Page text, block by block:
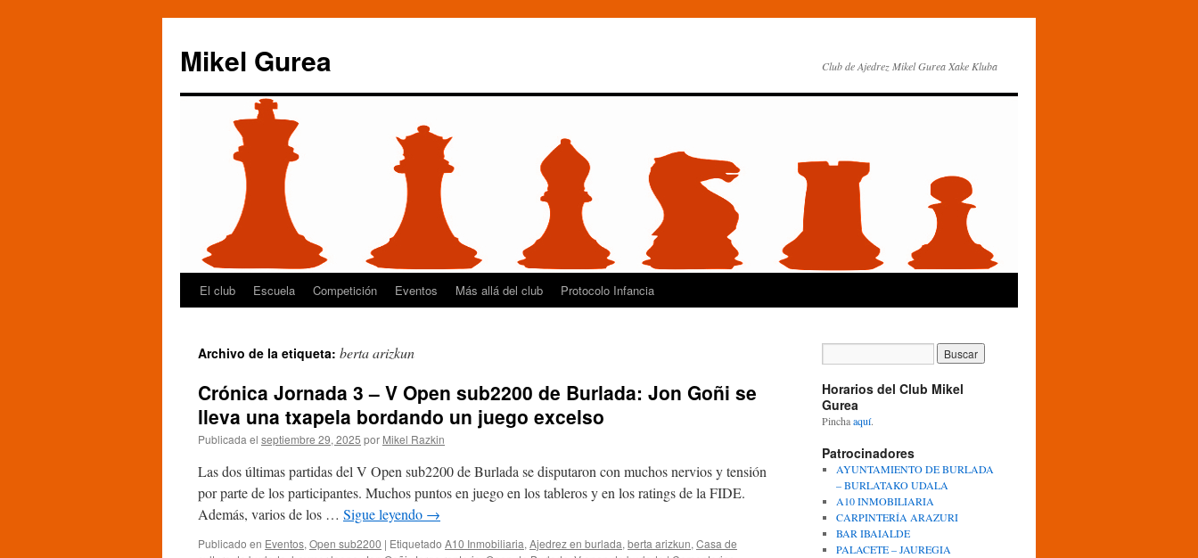
Mikel Gurea Club de Ajedrez Mikel Gurea Xake Kluba
Saltar
contenido
El club Escuela Competición Eventos Más allá del club Protocolo Infancia
Archivo de la etiqueta: berta arizkun
Crónica Jornada 3 – V Open sub2200 de Burlada: Jon Goñi se
lleva una txapela bordando un juego excelso
Publicada el septiembre 29, 2025 por Mikel Razkin
Las dos últimas partidas del V Open sub2200 de Burlada se disputaron con muchos nervios y tensión
por parte de los participantes. Muchos puntos en juego en los tableros y en los ratings de la FIDE.
Además, varios de los … Sigue leyendo →
Publicado en Eventos, Open sub2200 | Etiquetado A10 Inmobiliaria, Ajedrez en burlada, berta arizkun, Casa de
Horarios del Club Mikel
Gurea
Pinchaaquí.
Patrocinadores
AYUNTAMIENTO DE BURLADA
– BURLATAKO UDALA
A10 INMOBILIARIA
CARPINTERÍA ARAZURI
BAR IBAIALDE
PALACETE – JAUREGIA